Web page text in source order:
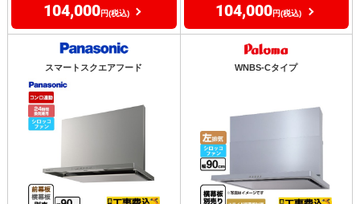
104,000円(税込) 104,000円(税込)
スマートスクエアフード WNBS-Cタイプ